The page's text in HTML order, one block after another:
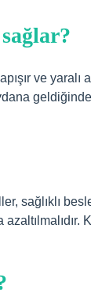
ve yaralı
geldiğinde,
sağlıklı